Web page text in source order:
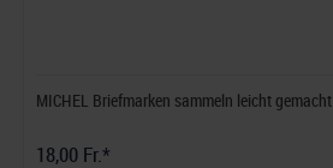
MICHEL Briefmarken sammeln leicht gemacht
18,00 Fr.*